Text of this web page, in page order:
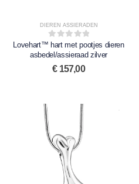
DIEREN ASSIERADEN
0out of 5
Lovehart™ hart met pootjes dieren
asbedel/assieraad zilver
€157,00